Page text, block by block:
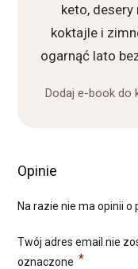
keto, desery
koktajle i
ogarnąć lato
Dodaj e-book do
Opinie
Na razie nie ma opinii o
Twój adres email nie
oznaczone *